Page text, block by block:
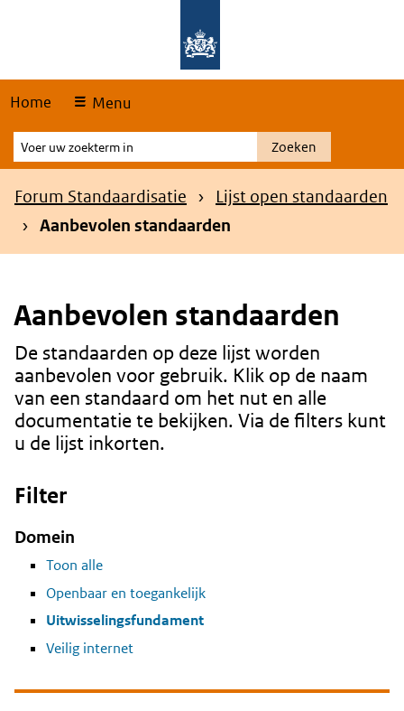
Home Menu
Voer
uw
zoekterm
Zoeken
Kruimelpad
Forum Standaardisatie
Lijst open standaarden
Aanbevolen standaarden
Aanbevolen standaarden
Content
De standaarden op deze lijst worden
aanbevolen voor gebruik. Klik op de naam
van een standaard om het nut en alle
documentatie te bekijken. Via de filters kunt
u de lijst inkorten.
Filter
Domein
Toon alle
Openbaar en toegankelijk
Uitwisselingsfundament
Veilig internet